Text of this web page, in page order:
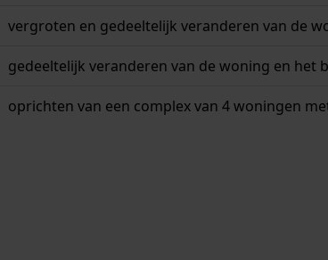
vergroten en gedeeltelijk veranderen van de
gedeeltelijk veranderen van de woning en het
oprichten van een complex van 4 woningen